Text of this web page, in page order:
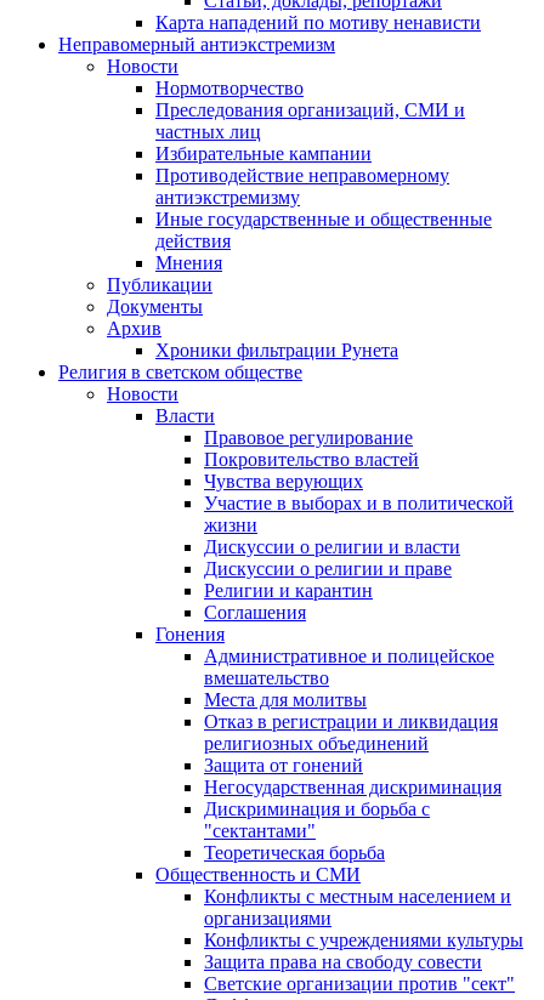
Карта нападений по мотиву ненависти
Неправомерный антиэкстремизм
Новости
Нормотворчество
Преследования организаций, СМИ и
частных лиц
Избирательные кампании
Противодействие неправомерному
антиэкстремизму
Иные государственные и общественные
действия
Мнения
Публикации
Документы
Архив
Хроники фильтрации Рунета
Религия в светском обществе
Новости
Власти
Правовое регулирование
Покровительство властей
Чувства верующих
Участие в выборах и в политической
жизни
Дискуссии о религии и власти
Дискуссии о религии и праве
Религии и карантин
Соглашения
Гонения
Административное и полицейское
вмешательство
Места для молитвы
Отказ в регистрации и ликвидация
религиозных объединений
Защита от гонений
Негосударственная дискриминация
Дискриминация и борьба с
"сектантами"
Теоретическая борьба
Общественность и СМИ
Конфликты с местным населением и
организациями
Конфликты с учреждениями культуры
Защита права на свободу совести
Светские организации против "сект"